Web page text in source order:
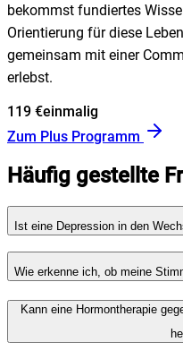
bekommst fundiertes
Orientierung für diese
gemeinsam mit einer
erlebst.
119 €einmalig
Zum Plus Programm
Häufig gestellte
Ist eine Depression in den
Wie erkenne ich, ob meine
Kann eine Hormontherapie